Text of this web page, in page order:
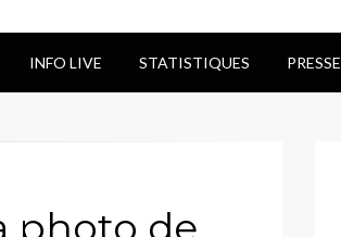
INFO LIVE STATISTIQUES PRESSE
photo de